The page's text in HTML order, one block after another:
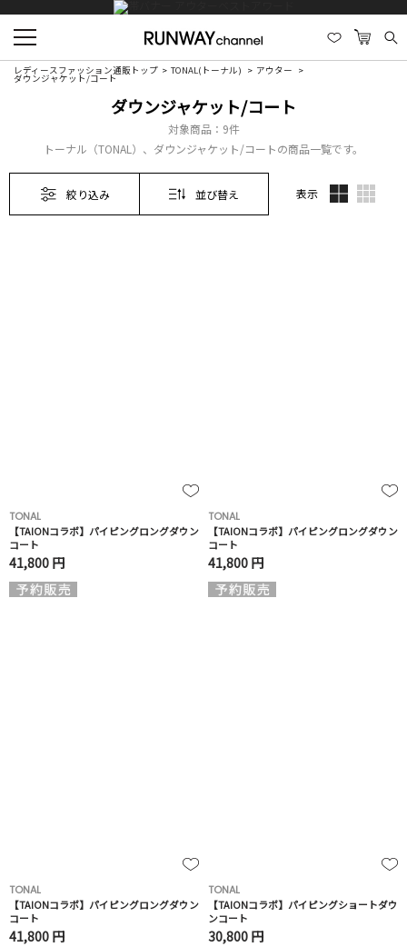
レディースファッション通販トップ TONAL(トーナル) アウター
ダウンジャケット/コート
ダウンジャケット/コート
対象商品： 9件
トーナル（TONAL）、ダウンジャケット/コートの商品一覧です。
絞り込み 並び替え 表示
TONAL
【TAIONコラボ】パイピングロングダウン
コート
41,800 円
TONAL
【TAIONコラボ】パイピングロングダウン
コート
41,800 円
TONAL
【TAIONコラボ】パイピングロングダウン
コート
41,800 円
TONAL
【TAIONコラボ】パイピングショートダウ
ンコート
30,800 円